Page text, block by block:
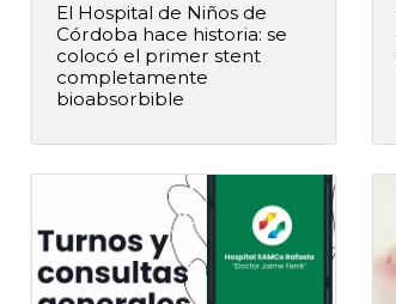
– +
Agregar al pedido
El Hospital de Niños de
Córdoba hace historia: se
colocó el primer stent
completamente
bioabsorbible